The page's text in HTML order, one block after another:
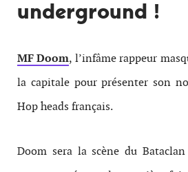
underground !
MF Doom, l’infâme rappeur
la capitale pour présenter son
Hop heads français.
Doom sera la scène du Bataclan